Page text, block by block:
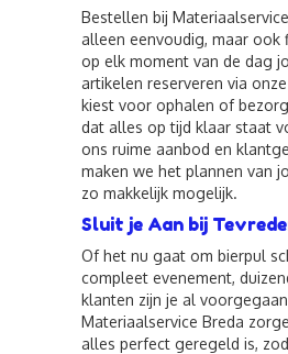
Bestellen bij
alleen eenvoudig, maar ook
op elk moment van de dag
artikelen reserveren via
kiest voor ophalen of
dat alles op tijd klaar staat
ons ruime aanbod en
maken we het plannen van
zo makkelijk mogelijk.
Sluit je Aan bij
Of het nu gaat om bierpul
compleet evenement,
klanten zijn je al
Materiaalservice Breda
alles perfect geregeld is,